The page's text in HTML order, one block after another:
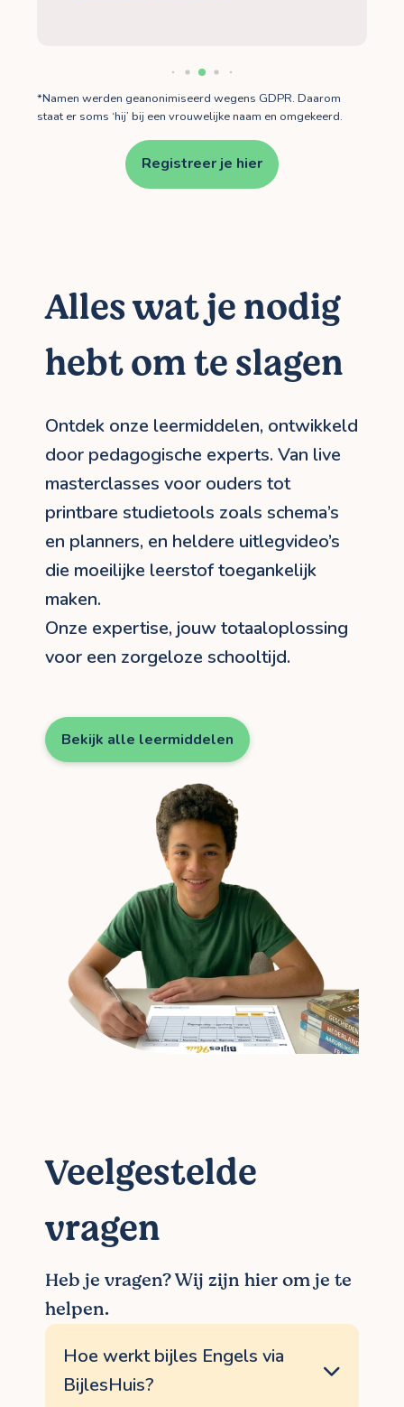
*Namen werden geanonimiseerd wegens GDPR. Daarom
staat er soms ‘hij’ bij een vrouwelijke naam en omgekeerd.
Registreer je hier
Alles wat je nodig
hebt om te slagen
Ontdek onze leermiddelen, ontwikkeld
door pedagogische experts. Van live
masterclasses voor ouders tot
printbare studietools zoals schema’s
en planners, en heldere uitlegvideo’s
die moeilijke leerstof toegankelijk
maken.
Onze expertise, jouw totaaloplossing
voor een zorgeloze schooltijd.
Bekijk alle leermiddelen
Veelgestelde
vragen
Heb je vragen? Wij zijn hier om je te
helpen.
Hoe werkt bijles Engels via
BijlesHuis?